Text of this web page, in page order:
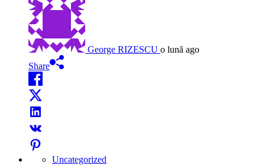
George RIZESCU o lună ago
Share
Uncategorized